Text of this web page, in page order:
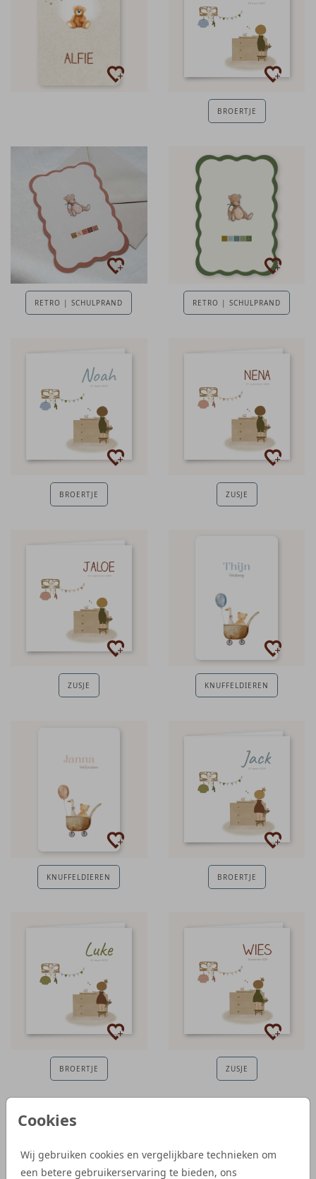
Cookies
Wij gebruiken cookies en vergelijkbare technieken om
een betere gebruikerservaring te bieden, ons
BROERTJE
RETRO | SCHULPRAND RETRO | SCHULPRAND
BROERTJE ZUSJE
ZUSJE KNUFFELDIEREN
KNUFFELDIEREN BROERTJE
BROERTJE ZUSJE